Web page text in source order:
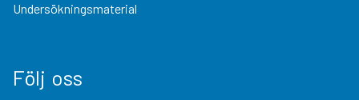
Undersökningsmaterial
Följ oss